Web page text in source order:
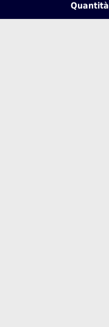
Quantità